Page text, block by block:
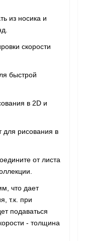
из носика и
скорости
быстрой
в 2D и
для рисования в
от листа
что дает
т.к. при
подаваться
- толщина